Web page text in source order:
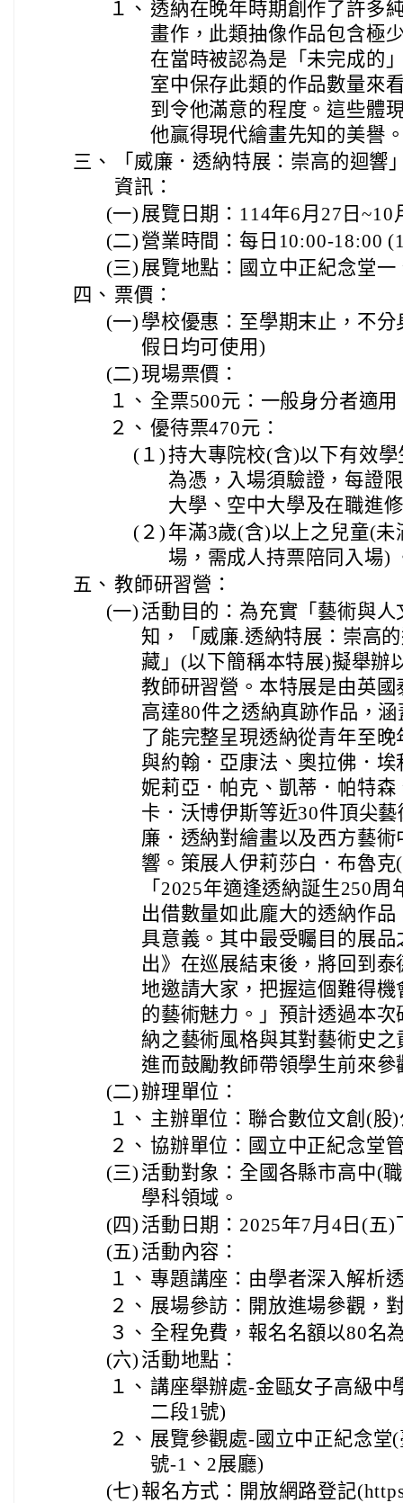
１、 透納在晚年時期創作了許多
畫作，此類抽像作品包含極
在當時被認為是「未完成的
室中保存此類的作品數量來
到令他滿意的程度。這些體
他贏得現代繪畫先知的美譽
三、
「威廉．透納特展：崇高的迴響
資訊：
(一) 展覽日期：114年6月27日~10
(二) 營業時間：每日10:00-18:00
(三) 展覽地點：國立中正紀念堂一
四、 票價：
(一) 學校優惠：至學期末止，不
假日均可使用)
(二)現場票價：
１、 全票500元：一般身分者適用
２、 優待票470元：
(１)持大專院校(含)以下有效
為憑，入場須驗證，每證
大學、空中大學及在職進
(２) 年滿3歲(含)以上之兒童(
場，需成人持票陪同入場)
五、 教師研習營：
(一) 活動目的：為充實「藝術與
知，「威廉.透納特展：崇高
藏」(以下簡稱本特展)擬舉辦
教師研習營。本特展是由英
高達80件之透納真跡作品，
了能完整呈現透納從青年至
與約翰．亞康法、奧拉佛．
妮莉亞．帕克、凱蒂．帕特
卡．沃博伊斯等近30件頂尖
廉．透納對繪畫以及西方藝
響。策展人伊莉莎白．布魯
「2025年適逢透納誕生250
出借數量如此龐大的透納作
具意義。其中最受矚目的展
出》在巡展結束後，將回到
地邀請大家，把握這個難得
的藝術魅力。」預計透過本
納之藝術風格與其對藝術史
進而鼓勵教師帶領學生前來參
(二)辦理單位：
１、 主辦單位：聯合數位文創(股
２、 協辦單位：國立中正紀念堂
(三) 活動對象：全國各縣市高中(
學科領域。
(四) 活動日期：2025年7月4日(五)
(五) 活動內容：
１、 專題講座：由學者深入解析
２、 展場參訪：開放進場參觀，
３、 全程免費，報名名額以80名
(六) 活動地點：
１、 講座舉辦處-金甌女子高級中
二段1號)
２、 展覽參觀處-國立中正紀念堂
號-1、2展廳)
(七) 報名方式：開放網路登記